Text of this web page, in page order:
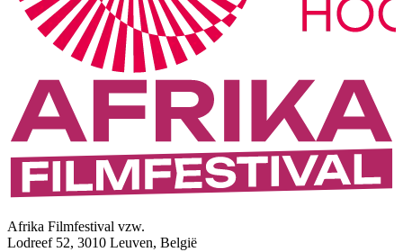
Afrika Filmfestival vzw.
Lodreef 52, 3010 Leuven, België